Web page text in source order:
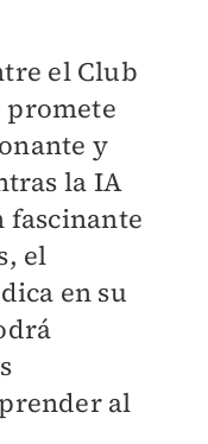
el Club
promete
y
la IA
fascinante
el
en su
al